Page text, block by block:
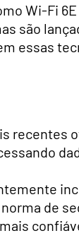
Wi-Fi
são
essas
recentes
de